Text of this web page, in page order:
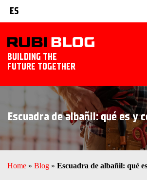
ES
BUILDING THE
FUTURE TOGETHER
TRUCOS Y CONSEJOS
IDEAS Y PROYECTOS
HERRAMIENTAS RUBI
Escuadra de albañil: qué es y
Home » Blog » Escuadra de albañil: qué